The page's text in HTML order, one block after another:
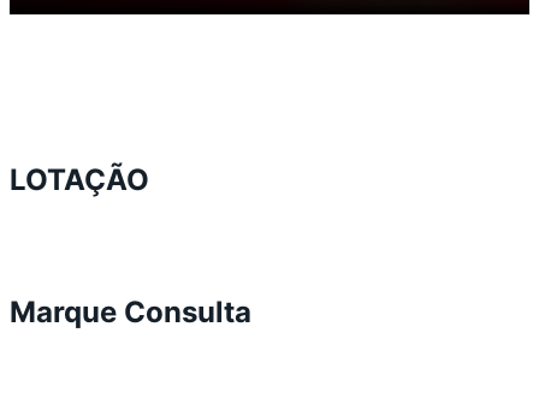
LOTAÇÃO
Marque Consulta